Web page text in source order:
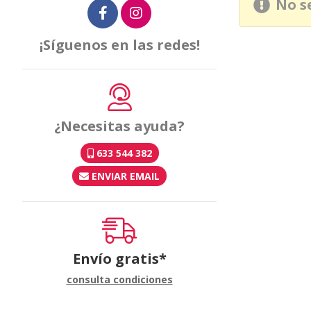
No
¡Síguenos en las redes!
¿Necesitas ayuda?
633 544 382
ENVIAR EMAIL
Envío gratis*
consulta condiciones